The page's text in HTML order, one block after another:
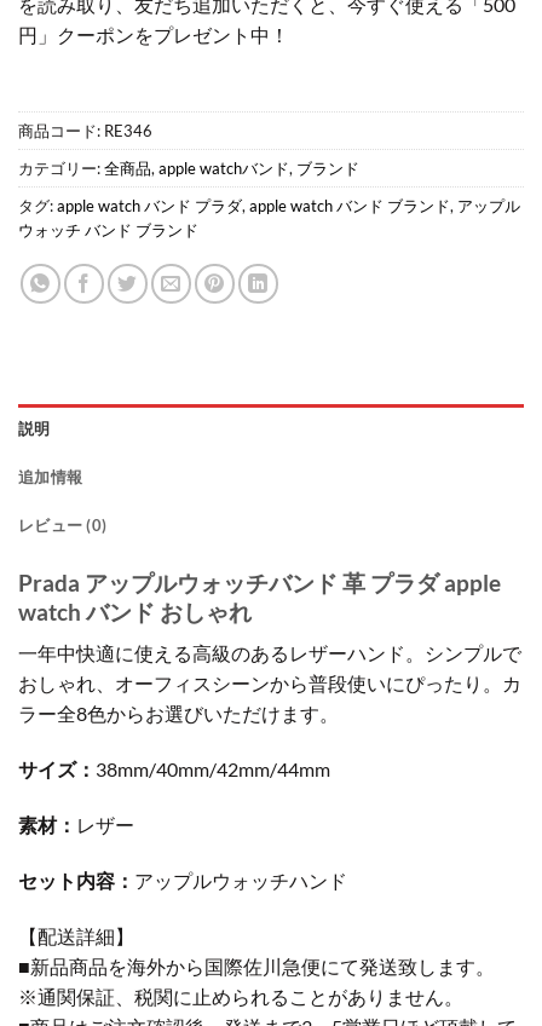
円」クーポンをプレゼント中！
商品コード: RE346
カテゴリー:全商品, apple watchバンド, ブランド
タグ:apple watch バンド プラダ, apple watch バンド ブランド, アップル
ウォッチ バンド ブランド
説明
追加情報
レビュー (0)
Prada アップルウォッチバンド 革 プラダ apple
watch バンド おしゃれ
一年中快適に使える高級のあるレザーハンド。シンプルで
おしゃれ、オーフィスシーンから普段使いにぴったり。カ
ラー全8色からお選びいただけます。
サイズ： 38mm/40mm/42mm/44mm
素材： レザー
セット内容： アップルウォッチハンド
【配送詳細】
■新品商品を海外から国際佐川急便にて発送致します。
※通関保証、税関に止められることがありません。